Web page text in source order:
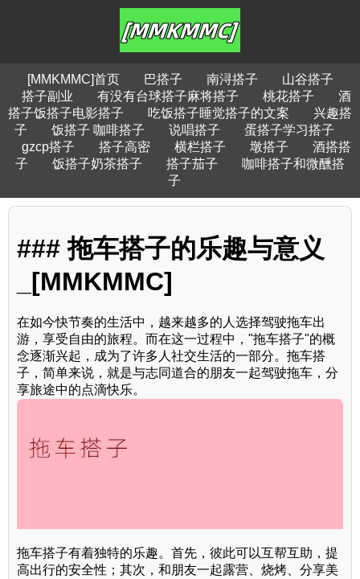
[MMKMMC]首页 巴搭子 南浔搭子
山谷搭子
搭子副业
有没有台球搭子麻将搭子 桃花搭子
酒
搭子饭搭子电影搭子
吃饭搭子睡觉搭子的文案
兴趣搭
子
饭搭子 咖啡搭子 说唱搭子
蛋搭子学习搭子
gzcp搭子
搭子高密 横栏搭子 墩搭子
酒搭搭
子
饭搭子奶茶搭子 搭子茄子
咖啡搭子和微醺搭
子
### 拖车搭子的乐趣与意义
_[MMKMMC]
在如今快节奏的生活中，越来越多的人选择驾驶拖车出
游，享受自由的旅程。而在这一过程中，"拖车搭子"的概
念逐渐兴起，成为了许多人社交生活的一部分。拖车搭
子，简单来说，就是与志同道合的朋友一起驾驶拖车，分
享旅途中的点滴快乐。
拖车搭子有着独特的乐趣。首先，彼此可以互帮互助，提
高出行的安全性；其次，和朋友一起露营、烧烤、分享美